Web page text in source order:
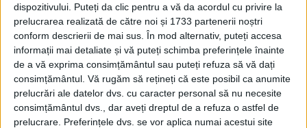
dispozitivului. Puteți da clic pentru a vă da acordul cu privire la
prelucrarea realizată de către noi și 1733 partenerii noștri
conform descrierii de mai sus. În mod alternativ, puteți accesa
informații mai detaliate și vă puteți schimba preferințele înainte
de a vă exprima consimțământul sau puteți refuza să vă dați
consimțământul. Vă rugăm să rețineți că este posibil ca anumite
prelucrări ale datelor dvs. cu caracter personal să nu necesite
consimțământul dvs., dar aveți dreptul de a refuza o astfel de
prelucrare. Preferințele dvs. se vor aplica numai acestui site
Zidurile unor morminte au fost
inscripționate, acestea explicând procesul
de construire a piramidei. Oasele au fost
apoi transferate la Școala de Medicină a
Universității din Cairo, unde s-au făcut mai